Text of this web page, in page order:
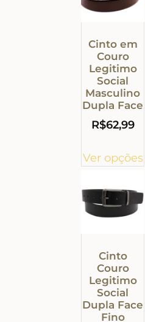
Cinto em
Couro
Legitimo
Social
Masculino
Dupla Face
R$62,99
Ver opções
Cinto
Couro
Legitimo
Social
Dupla Face
Fino